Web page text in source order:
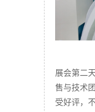
展会第二
售与技术
受好评，